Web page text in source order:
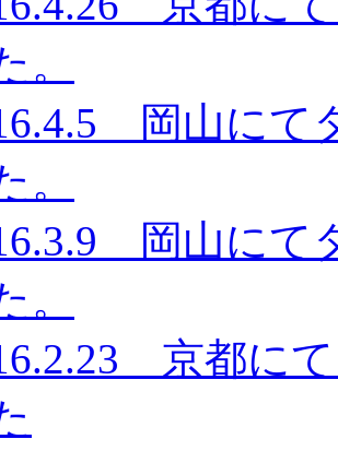
。
岡山にて
。
岡山にて
。
京都に